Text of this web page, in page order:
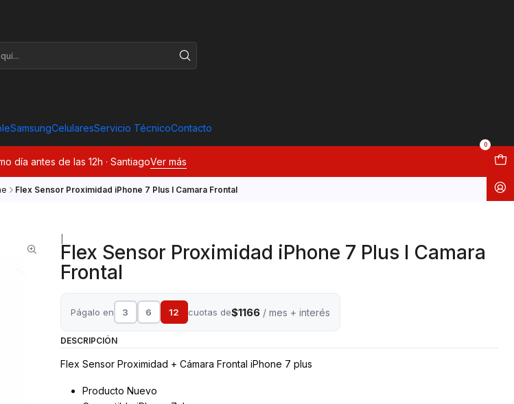
SamsungCelularesServicio TécnicoContacto
0
día antes de las 12h · SantiagoVer más
Flex Sensor Proximidad iPhone 7 Plus I Camara Frontal
Flex Sensor Proximidad iPhone 7 Plus I Camara
Frontal
Págalo en 3 6 12 cuotas de$1166/ mes + interés
DESCRIPCIÓN
Flex Sensor Proximidad + Cámara Frontal iPhone 7 plus
Producto Nuevo